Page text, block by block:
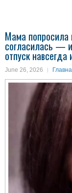
Мама попросила
согласилась —
отпуск навсегда
June 26, 2026